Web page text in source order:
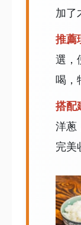
加了
推薦
選，
喝，
搭配
洋蔥
完美